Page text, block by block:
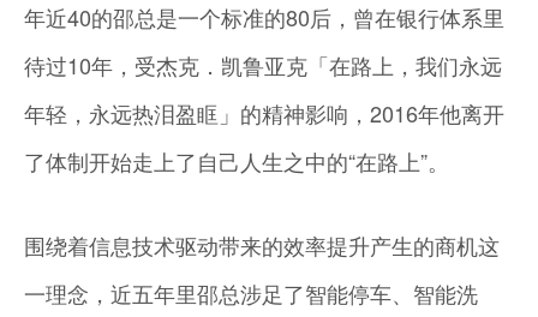
年近40的邵总是一个标准的80后，曾在银行体系里
待过10年，受杰克．凯鲁亚克「在路上，我们永远
年轻，永远热泪盈眶」的精神影响，2016年他离开
了体制开始走上了自己人生之中的“在路上”。
围绕着信息技术驱动带来的效率提升产生的商机这
一理念，近五年里邵总涉足了智能停车、智能洗